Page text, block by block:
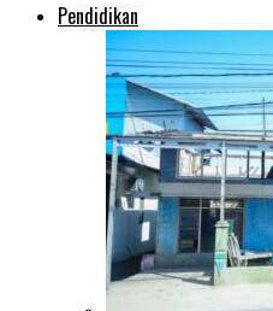
Pendidikan